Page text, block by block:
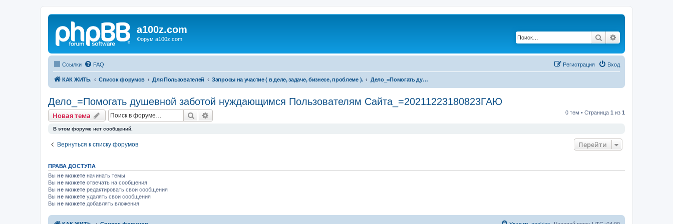
a100z.com
Форум a100z.com Поиск
Ссылки FAQ Вход
Регистрация
КАК ЖИТЬ. Список форумов Для Пользователей Запросы на участие ( в деле, задаче, бизнесе, проблеме ). Дело_=Помогать душевной заботой нуждающимся Пользователям Сайта_=20211223180823ГАЮ
Дело_=Помогать душевной заботой нуждающимся Пользователям Сайта_=20211223180823ГАЮ
Новая тема Поиск 0 тем • Страница 1 из 1
В этом форуме нет сообщений.
Вернуться к списку форумов Перейти
ПРАВА ДОСТУПА
Вы не можете начинать темы
Вы не можете отвечать на сообщения
Вы не можете редактировать свои сообщения
Вы не можете удалять свои сообщения
Вы не можете добавлять вложения